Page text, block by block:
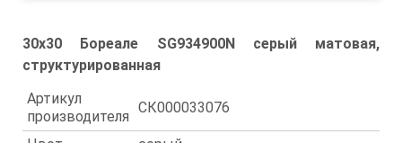
30x30 Бореале SG934900N серый матовая,
структурированная
Артикул
производителя
СК000033076